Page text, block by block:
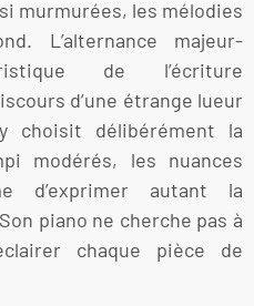
murmurées, les mélodies
L’alternance majeur-
de l’écriture
d’une étrange lueur
choisit délibérément la
modérés, les nuances
d’exprimer autant la
piano ne cherche pas à
chaque pièce de